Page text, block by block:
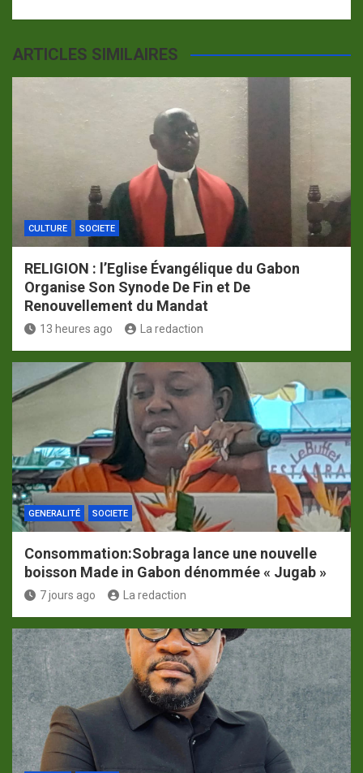
ARTICLES SIMILAIRES
CULTURE SOCIETE
RELIGION : l’Eglise Évangélique du Gabon
Organise Son Synode De Fin et De
Renouvellement du Mandat
13 heures ago La redaction
GENERALITÉ SOCIETE
Consommation:Sobraga lance une nouvelle
boisson Made in Gabon dénommée « Jugab »
7 jours ago La redaction